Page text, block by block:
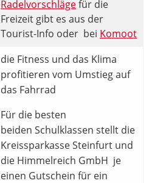
Radelvorschlägefür die
Freizeit gibt es aus der
Tourist-Info oder bei Komoot
die Fitness und das Klima
profitieren vom Umstieg auf
das Fahrrad
Für die besten
beiden Schulklassen stellt die
Kreissparkasse Steinfurt und
die Himmelreich GmbH je
einen Gutschein für ein